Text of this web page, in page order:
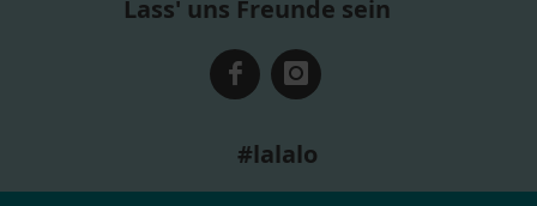
Lass' uns Freunde sein
#lalalo